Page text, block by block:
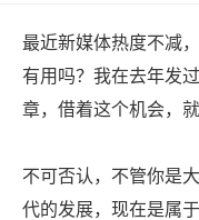
最近新媒体热度不减
有用吗？我在去年发
章，借着这个机会，
不可否认，不管你是
代的发展，现在是属